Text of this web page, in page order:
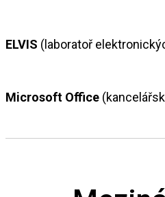
ELVIS (laboratoř
Microsoft Office